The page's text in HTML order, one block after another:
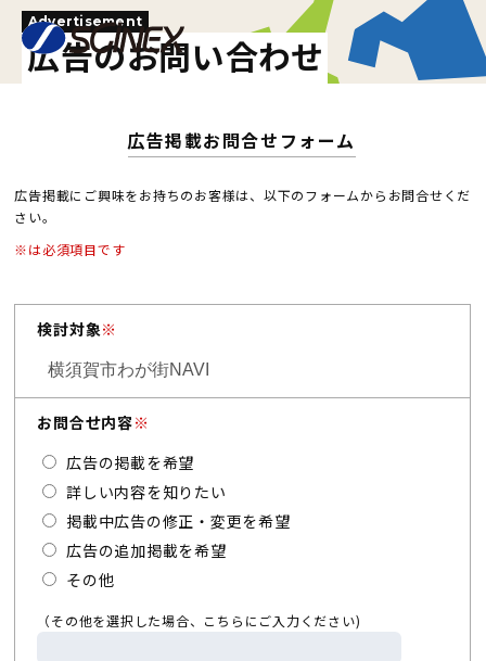
Advertisement
広告のお問い合わせ
広告掲載お問合せフォーム
広告掲載にご興味をお持ちのお客様は、以下のフォームからお問合せくだ
さい。
※は必須項目です
検討対象※
お問合せ内容※
広告の掲載を希望
詳しい内容を知りたい
掲載中広告の修正・変更を希望
広告の追加掲載を希望
その他
（その他を選択した場合、こちらにご入力ください)